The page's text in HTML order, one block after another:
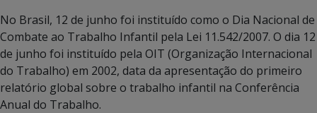
No Brasil, 12 de junho foi instituído como o Dia Nacional de
Combate ao Trabalho Infantil pela Lei 11.542/2007. O dia 12
de junho foi instituído pela OIT (Organização Internacional
do Trabalho) em 2002, data da apresentação do primeiro
relatório global sobre o trabalho infantil na Conferência
Anual do Trabalho.